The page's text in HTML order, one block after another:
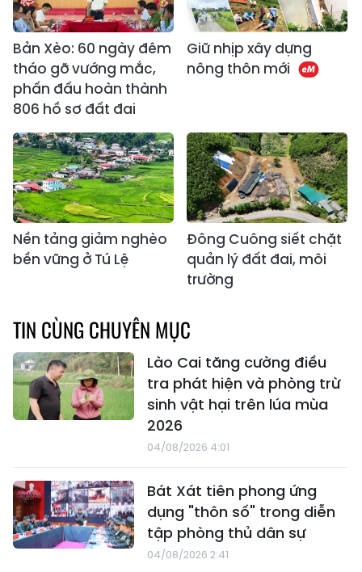
Bản Xèo: 60 ngày đêm
tháo gỡ vướng mắc,
phấn đấu hoàn thành
806 hồ sơ đất đai
Giữ nhịp xây dựng
nông thôn mới
Nền tảng giảm nghèo
bền vững ở Tú Lệ
Đông Cuông siết chặt
quản lý đất đai, môi
trường
TIN CÙNG CHUYÊN MỤC
Lào Cai tăng cường điều
tra phát hiện và phòng trừ
sinh vật hại trên lúa mùa
2026
04/08/2026 4:01
Bát Xát tiên phong ứng
dụng "thôn số" trong diễn
tập phòng thủ dân sự
04/08/2026 2:41